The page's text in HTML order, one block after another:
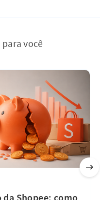
você
da Shopee: como